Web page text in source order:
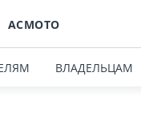
АСМОТО
ВЛАДЕЛЬЦАМ